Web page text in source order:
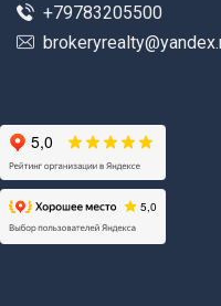
+79783205500